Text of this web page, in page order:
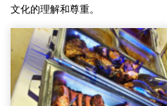
文化的理解和尊重。